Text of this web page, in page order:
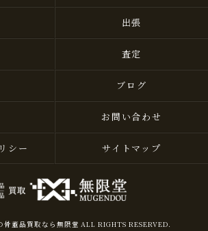
出張
査定
ブログ
お問い合わせ
シー サイトマップ
董品買取なら無限堂 ALL RIGHTS RESERVED.